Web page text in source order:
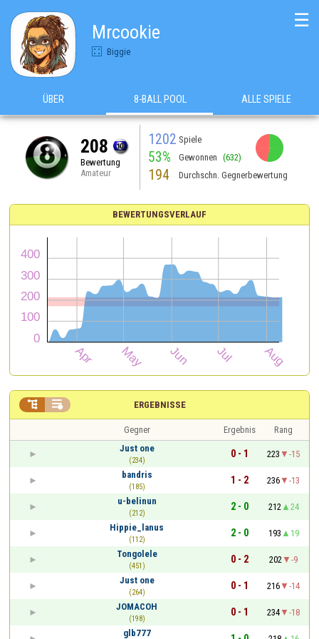
Mrcookie
Biggie
☰
ÜBER 8-BALL POOL ALLE SPIELE
208
Bewertung
Amateur
1202 Spiele
53% Gewonnen (632)
194 Durchschn. Gegnerbewertung
BEWERTUNGSVERLAUF
ERGEBNISSE
 
Gegner Ergebnis
Rang
Just one
(234)
0 - 1 223
-15
bandris
(185)
1 - 2 236
-13
u-belinun
(212)
2 - 0 212
24
Hippie_lanus
(112)
2 - 0 193
19
Tongolele
(451)
0 - 2 202
-9
Just one
(264)
0 - 1 216
-14
JOMACOH
(198)
0 - 1 234
-18
glb777